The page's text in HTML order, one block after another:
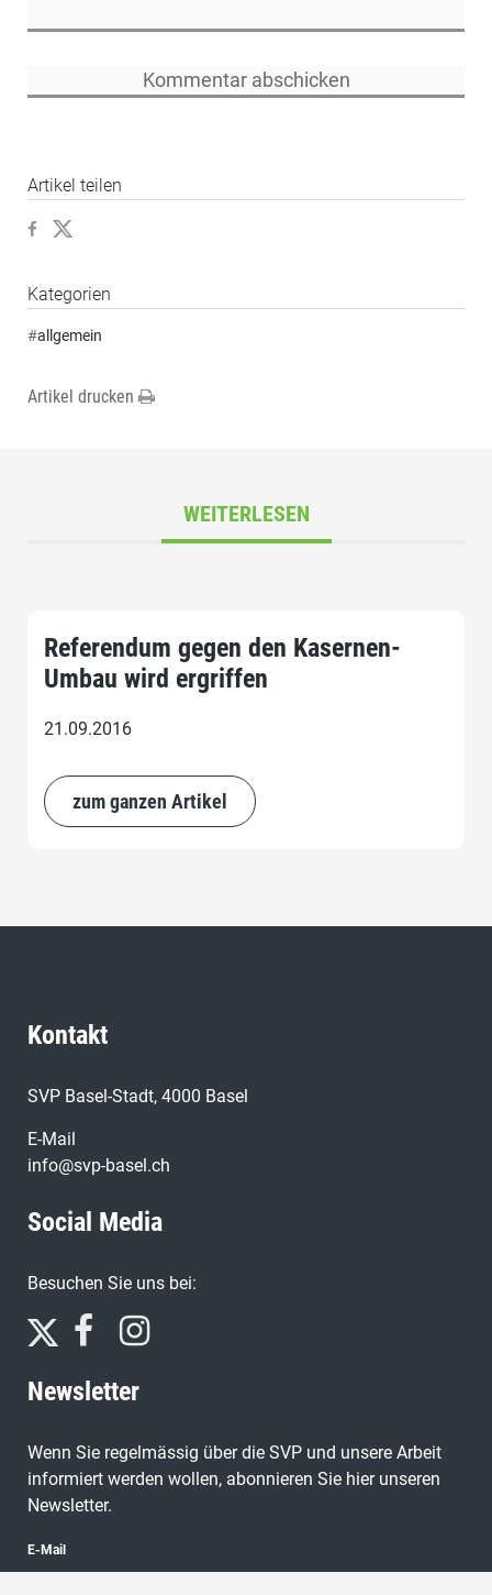
Artikel teilen
Kategorien
#allgemein
Artikel drucken
WEITERLESEN
Referendum gegen den Kasernen-
Umbau wird ergriffen
21.09.2016
zum ganzen Artikel
Kontakt
SVP Basel-Stadt, 4000 Basel
E-Mail
info@svp-basel.ch
Social Media
Besuchen Sie uns bei:
Newsletter
Wenn Sie regelmässig über die SVP und unsere Arbeit
informiert werden wollen, abonnieren Sie hier unseren
Newsletter.
E-Mail